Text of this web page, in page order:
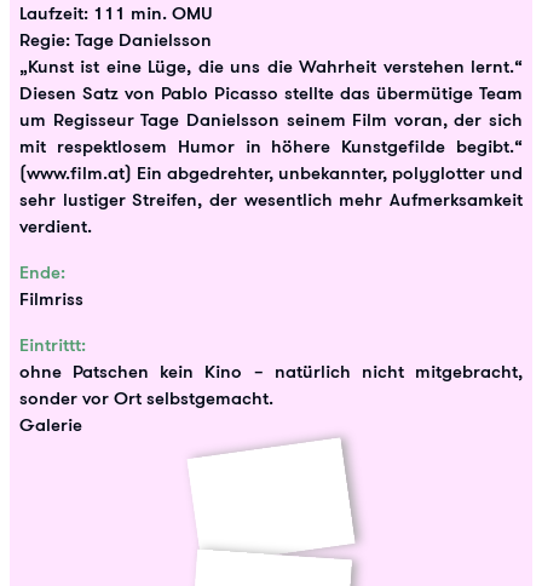
Laufzeit: 111 min. OMU
Regie: Tage Danielsson
„Kunst ist eine Lüge, die uns die Wahrheit verstehen lernt.“
Diesen Satz von Pablo Picasso stellte das übermütige Team
um Regisseur Tage Danielsson seinem Film voran, der sich
mit respektlosem Humor in höhere Kunstgefilde begibt.“
(www.film.at) Ein abgedrehter, unbekannter, polyglotter und
sehr lustiger Streifen, der wesentlich mehr Aufmerksamkeit
verdient.
Ende:
Filmriss
Eintrittt:
ohne Patschen kein Kino – natürlich nicht mitgebracht,
sonder vor Ort selbstgemacht.
Galerie